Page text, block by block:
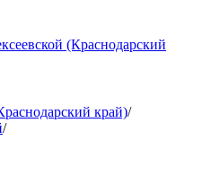
(Краснодарский
край)/
/